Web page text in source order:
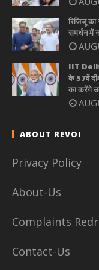
रिजिजू का
समर्थन में
IIT
के 57वें
का करेंगे
ABOUT REVOI
Privacy Policy
About-Us
Complaints
Contact-Us